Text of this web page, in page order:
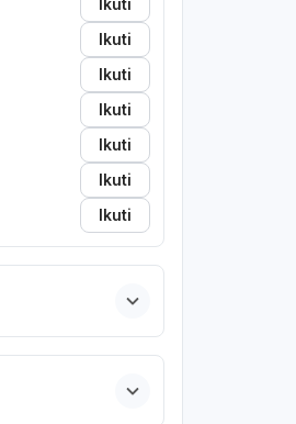
Ikuti
Ikuti
Ikuti
Ikuti
Ikuti
Ikuti